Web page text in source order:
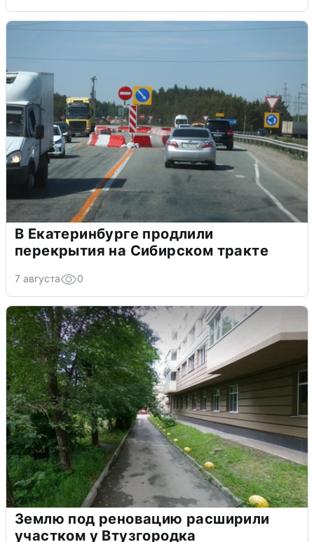
В Екатеринбурге продлили
перекрытия на Сибирском тракте
7 августа 0
Землю под реновацию расширили
участком у Втузгородка